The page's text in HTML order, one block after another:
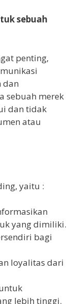
sebuah
penting,
dan
sebuah merek
dan tidak
atau
yaitu :
yang dimiliki.
bagi
loyalitas dari
lebih tinggi.